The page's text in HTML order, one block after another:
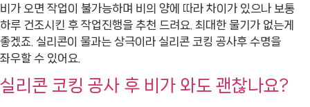
비가 오면 작업이 불가능하며 비의 양에 따라 차이가 있으나 보통
하루 건조시킨 후 작업진행을 추천 드려요. 최대한 물기가 없는게
좋겠죠. 실리콘이 물과는 상극이라 실리콘 코킹 공사후 수명을
좌우할 수 있어요.
실리콘 코킹 공사 후 비가 와도 괜찮나요?